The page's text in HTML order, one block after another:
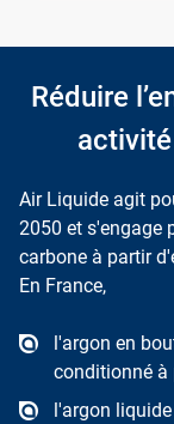
Réduire
Air Liquide agit
2050 et s'engage
carbone à partir
En France,
l'argon en
conditionné à
l'argon